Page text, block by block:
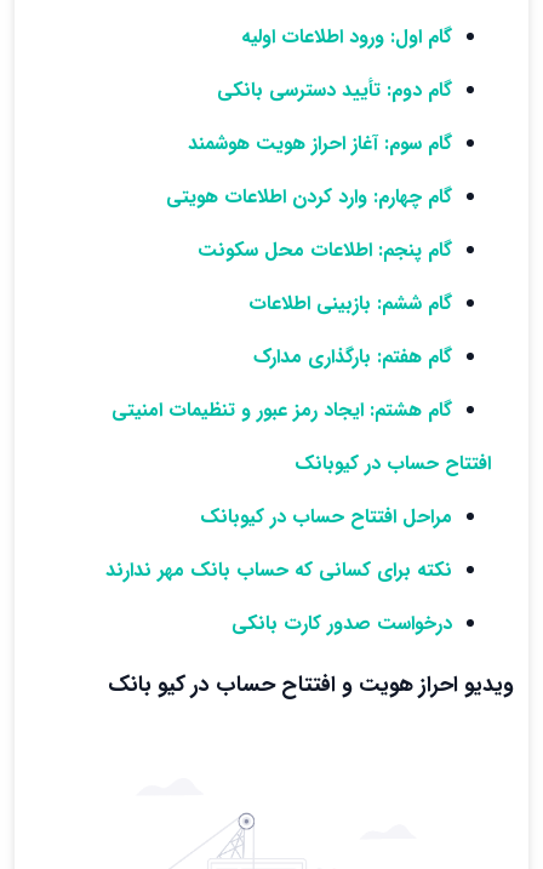
گام اول: ورود اطلاعات اولیه
گام دوم: تأیید دسترسی بانکی
گام سوم: آغاز احراز هویت هوشمند
گام چهارم: وارد کردن اطلاعات هویتی
گام پنجم: اطلاعات محل سکونت
گام ششم: بازبینی اطلاعات
گام هفتم: بارگذاری مدارک
گام هشتم: ایجاد رمز عبور و تنظیمات امنیتی
افتتاح حساب در کیوبانک
مراحل افتتاح حساب در کیوبانک
نکته برای کسانی که حساب بانک مهر ندارند
درخواست صدور کارت بانکی
ویدیو احراز هویت و افتتاح حساب در کیو بانک